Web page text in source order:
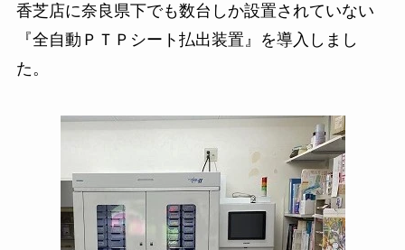
香芝店に奈良県下でも数台しか設置されていない
『全自動ＰＴＰシート払出装置』を導入しまし
た。